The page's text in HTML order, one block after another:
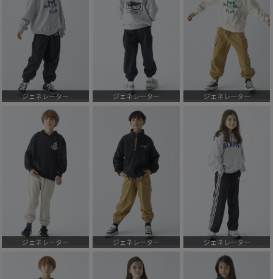
ジェネレーター ジェネレーター ジェネレーター
ジェネレーター ジェネレーター ジェネレーター